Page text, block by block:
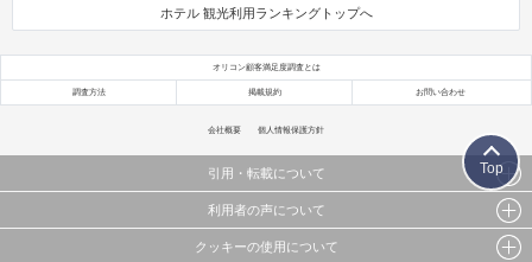
ホテル 観光利用ランキングトップへ
オリコン顧客満足度調査とは
調査方法 掲載規約 お問い合わせ
会社概要 個人情報保護方針
引用・転載について
当サイトで公開されている情報（文字、写真、イラスト、画像データ等）及びこれらの配置・
これらの情報を権利者の許可なく無断転載・複製などの二次利用を行うことは固く禁じており
利用者の声について
当サイトに掲載している内容はすべてサービスの利用者が提出された見解・感想です。
クッキーの使用について
Top